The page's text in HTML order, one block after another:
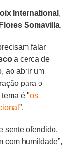
International ,
Somavilla.
falar
a cerca de
ao abrir um
para o
tema é "os
”.
sente ofendido,
com humildade”,